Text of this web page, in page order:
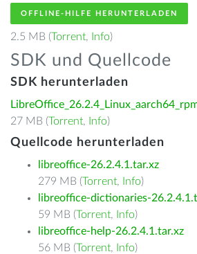
OFFLINE-HILFE HERUNTERLADEN
2.5 MB (Torrent, Info)
SDK und Quellcode
SDK herunterladen
27 MB (Torrent, Info)
Quellcode herunterladen
libreoffice-26.2.4.1.tar.xz
279 MB (Torrent, Info)
libreoffice-dictionaries-
59 MB (Torrent, Info)
libreoffice-help-26.2.4.1.tar.xz
56 MB (Torrent, Info)